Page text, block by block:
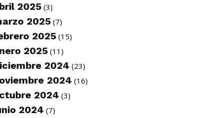
2025(3)
2025 (7)
2025(15)
2025 (11)
2024 (23)
2024 (16)
2024 (3)
2024 (7)